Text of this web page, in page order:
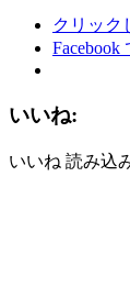
クリック
いいね:
いいね 読み込